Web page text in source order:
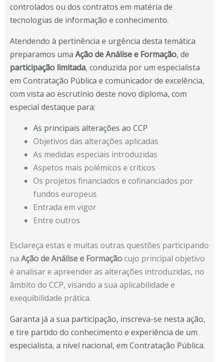
controlados ou dos contratos em matéria de
tecnologias de informação e conhecimento.
Atendendo à pertinência e urgência desta temática
preparamos uma Ação de Análise e Formação, de
participação limitada, conduzida por um especialista
em Contratação Pública e comunicador de excelência,
com vista ao escrutínio deste novo diploma, com
especial destaque para:
As principais alterações ao CCP
Objetivos das alterações aplicadas
As medidas especiais introduzidas
Aspetos mais polémicos e críticos
Os projetos financiados e cofinanciados por
fundos europeus
Entrada em vigor
Entre outros
Esclareça estas e muitas outras questões participando
na Ação de Análise e Formaçãocujo principal objetivo
é analisar e apreender as alterações introduzidas, no
âmbito do CCP, visando a sua aplicabilidade e
exequibilidade prática.
Garanta já a sua participação, inscreva-se nesta ação,
e tire partido do conhecimento e experiência de um
especialista, a nível nacional, em Contratação Pública.